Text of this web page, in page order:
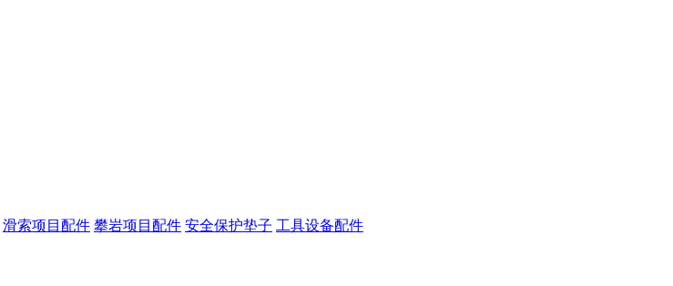
滑索项目配件 攀岩项目配件 安全保护垫子 工具设备配件